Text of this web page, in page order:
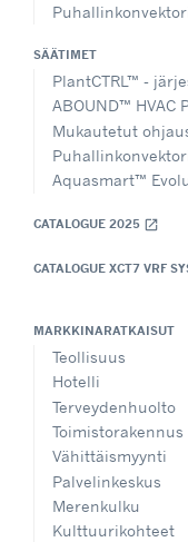
SÄÄTIMET
PlantCTRL™ -
ABOUND™ HVAC
Mukautetut
Aquasmart™
CATALOGUE 2025 open_in_new
CATALOGUE XCT7 VRF
MARKKINARATKAISUT
Teollisuus
Hotelli
Terveydenhuolto
Toimistorakennus
Vähittäismyynti
Palvelinkeskus
Merenkulku
Kulttuurikohteet